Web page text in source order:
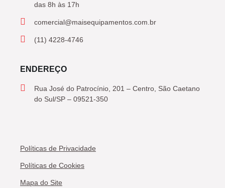
das 8h às 17h
comercial@maisequipamentos.com.br
(11) 4228-4746
ENDEREÇO
Rua José do Patrocínio, 201 – Centro, São Caetano
do Sul/SP – 09521-350
Políticas de Privacidade
Políticas de Cookies
Mapa do Site